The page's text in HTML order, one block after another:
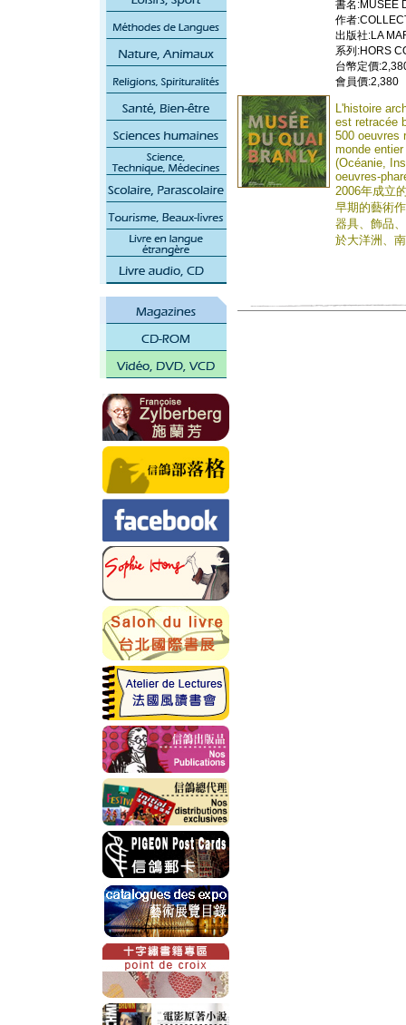
書名:MUSEE
作者
出版社:LA
系列:HORS
台幣定價
會員價:2,380
L'histoire
est retracée
500 oeuvres
monde
(Océanie,
oeuvres-
2006年成立
早期的藝術
器具、飾品
於大洋洲、